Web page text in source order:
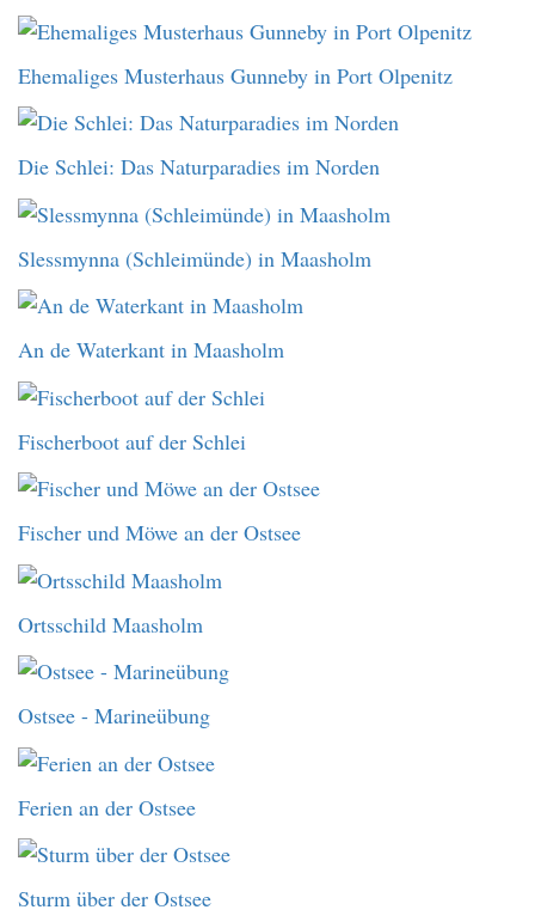
Ehemaliges Musterhaus Gunneby in Port Olpenitz
Die Schlei: Das Naturparadies im Norden
Slessmynna (Schleimünde) in Maasholm
An de Waterkant in Maasholm
Fischerboot auf der Schlei
Fischer und Möwe an der Ostsee
Ortsschild Maasholm
Ostsee - Marineübung
Ferien an der Ostsee
Sturm über der Ostsee